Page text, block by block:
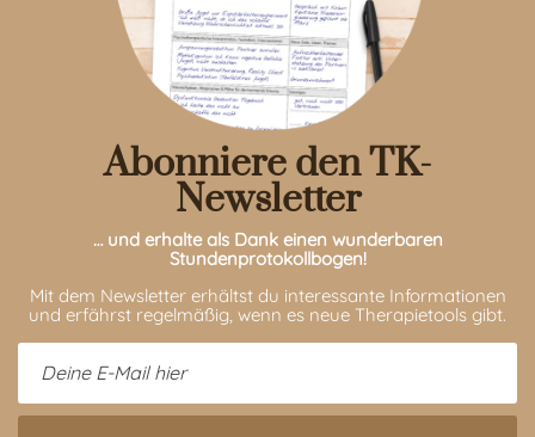
Abonniere den TK-
Newsletter
… und erhalte als Dank einen wunderbaren
Stundenprotokollbogen!
Mit dem Newsletter erhältst du interessante Informationen
und erfährst regelmäßig, wenn es neue Therapietools gibt.